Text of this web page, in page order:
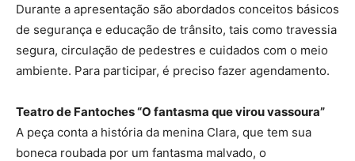
Durante a apresentação são abordados conceitos básicos
de segurança e educação de trânsito, tais como travessia
segura, circulação de pedestres e cuidados com o meio
ambiente. Para participar, é preciso fazer agendamento.
Teatro de Fantoches “O fantasma que virou vassoura”
A peça conta a história da menina Clara, que tem sua
boneca roubada por um fantasma malvado, o